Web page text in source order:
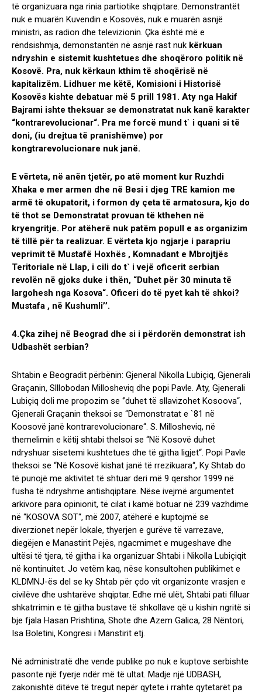
të organizuara nga rinia partiotike shqiptare. Demonstrantët
nuk e muarën Kuvendin e Kosovës, nuk e muarën asnjë
ministri, as radion dhe televizionin. Çka është më e
rëndsishmja, demonstantën në asnjë rast nuk kërkuan
ndryshin e sistemit kushtetues dhe shoqëroro politik në
Kosovë. Pra, nuk kërkaun kthim të shoqërisë në
kapitalizëm. Lidhuer me këtë, Komisioni i Historisë
Kosovës kishte debatuar më 5 prill 1981. Aty nga Hakif
Bajrami ishte theksuar se demonstratat nuk kanë karakter
“kontrarevolucionar“. Pra me forcë mund t` i quani si të
doni, (iu drejtua të pranishëmve) por
kongtrarevolucionare nuk janë.
E vërteta, në anën tjetër, po atë moment kur Ruzhdi
Xhaka e mer armen dhe në Besi i djeg TRE kamion me
armë të okupatorit, i formon dy çeta të armatosura, kjo do
të thot se Demonstratat provuan të kthehen në
kryengritje. Por atëherë nuk patëm popull e as organizim
të tillë për ta realizuar. E vërteta kjo ngjarje i parapriu
veprimit të Mustafë Hoxhës , Komnadant e Mbrojtjës
Teritoriale në Llap, i cili do t` i vejë oficerit serbian
revolën në gjoks duke i thën, “Duhet për 30 minuta të
largohesh nga Kosova“. Oficeri do të pyet kah të shkoi?
Mustafa , në Kushumli’’.
4.Çka zihej në Beograd dhe si i përdorën demonstrat ish
Udbashët serbian?
Shtabin e Beogradit përbënin: Gjeneral Nikolla Lubiçiq, Gjenerali
Graçanin, Slllobodan Millosheviq dhe popi Pavle. Aty, Gjenerali
Lubiçiq doli me propozim se ‘’duhet të sllavizohet Kosoova“,
Gjenerali Graçanin theksoi se “Demonstratat e `81 në
Koosovë janë kontrarevolucionare“. S. Millosheviq, në
themelimin e këtij shtabi thelsoi se “Në Kosovë duhet
ndryshuar sisetemi kushtetues dhe të gjitha ligjet“. Popi Pavle
theksoi se “Në Kosovë kishat janë të rrezikuara“, Ky Shtab do
të punojë me aktivitet të shtuar deri më 9 qershor 1999 në
fusha të ndryshme antishqiptare. Nëse ivejmë argumentet
arkivore para opinionit, të cilat i kamë botuar në 239 vazhdime
në “KOSOVA SOT“, më 2007, atëherë e kuptojmë se
diverzionet nepër lokale, thyerjen e gurëve të varrezave,
diegëjen e Manastirit Pejës, ngacmimet e mugeshave dhe
ultësi të tjera, të gjitha i ka organizuar Shtabi i Nikolla Lubiçiqit
në kontinuitet. Jo vetëm kaq, nëse konsultohen publikimet e
KLDMNJ-ës del se ky Shtab për çdo vit organizonte vrasjen e
civilëve dhe ushtarëve shqiptar. Edhe më ulët, Shtabi pati filluar
shkatrrimin e të gjitha bustave të shkollave që u kishin ngritë si
bje fjala Hasan Prishtina, Shote dhe Azem Galica, 28 Nëntori,
Isa Boletini, Kongresi i Manstirit etj.
Në administratë dhe vende publike po nuk e kuptove serbishte
pasonte një fyerje ndër më të ultat. Madje një UDBASH,
zakonishtë ditëve të tregut nepër qytete i rrahte qytetarët pa